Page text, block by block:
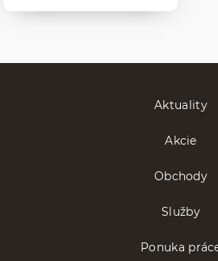
Aktuality
Akcie
Obchody
Služby
Ponuka